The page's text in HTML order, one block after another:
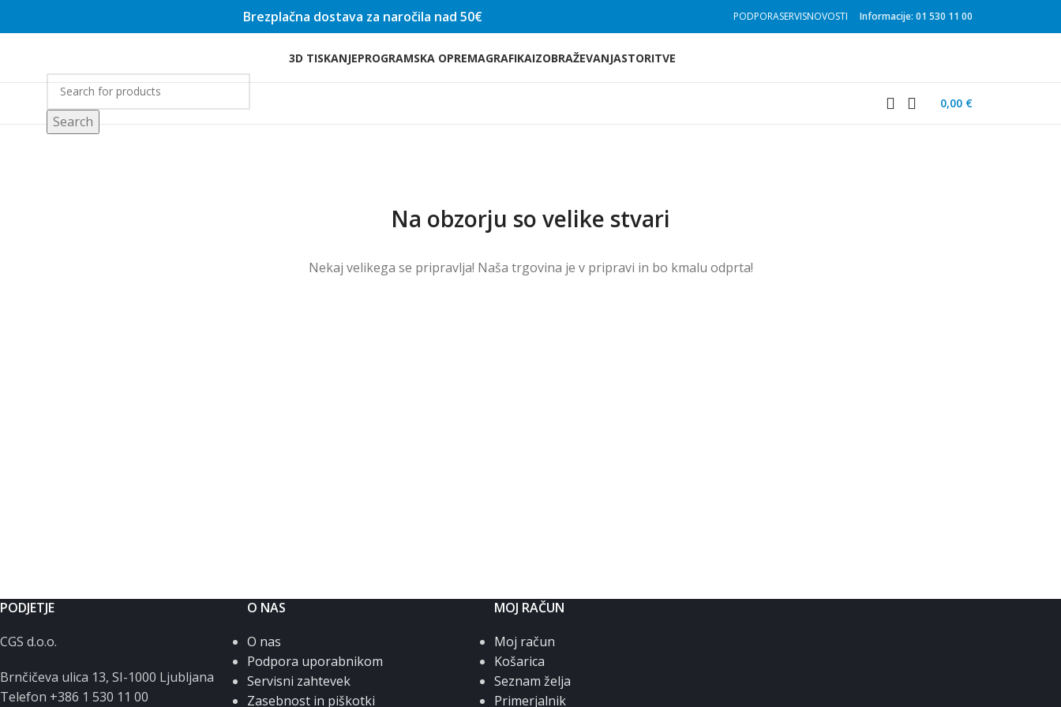
Brezplačna dostava za naročila nad 50€ PODPORASERVISNOVOSTI Informacije: 01 530 11 00
3D TISKANJEPROGRAMSKA OPREMAGRAFIKAIZOBRAŽEVANJASTORITVE
Search
0,00 €
Na obzorju so velike stvari
Nekaj ​​velikega se pripravlja! Naša trgovina je v pripravi in ​​bo kmalu odprta!
PODJETJE
CGS d.o.o.
Brnčičeva ulica 13, SI-1000 Ljubljana
Telefon +386 1 530 11 00
O NAS
O nas
Podpora uporabnikom
Servisni zahtevek
Zasebnost in piškotki
MOJ RAČUN
Moj račun
Košarica
Seznam želja
Primerjalnik